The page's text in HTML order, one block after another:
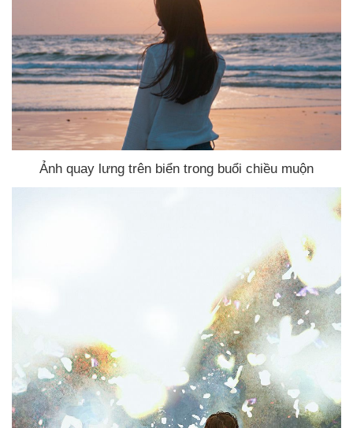
Ảnh quay lưng trên biển trong buổi chiều muộn